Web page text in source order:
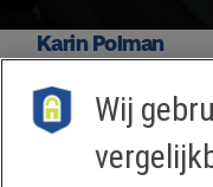
Karin Polman
Directeur Florius
Wij